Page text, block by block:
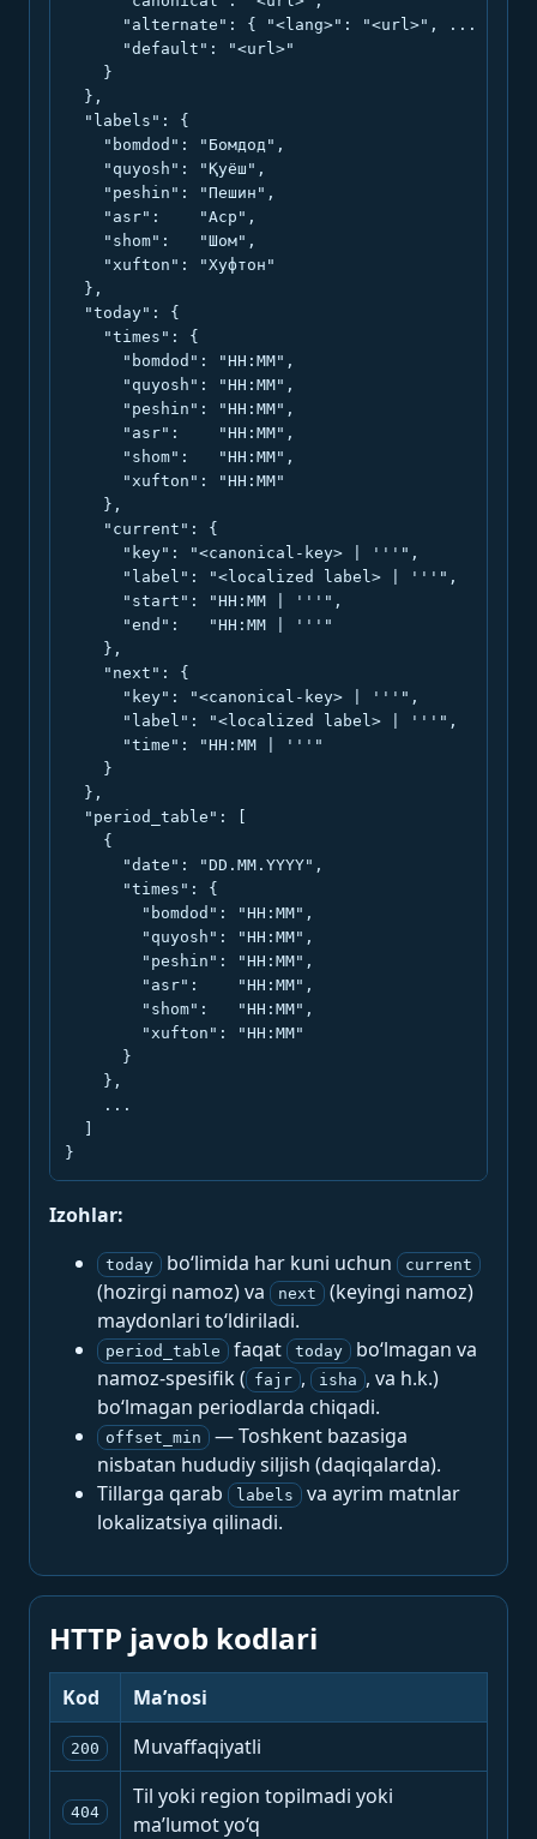
      "alternate": { "<lang>": "<url>", ... },
      "default": "<url>"
    }
  },
  "labels": {
    "bomdod": "Бомдод",
    "quyosh": "Қуёш",
    "peshin": "Пешин",
    "asr":    "Аср",
    "shom":   "Шом",
    "xufton": "Хуфтон"
  },
  "today": {
    "times": {
      "bomdod": "HH:MM",
      "quyosh": "HH:MM",
      "peshin": "HH:MM",
      "asr":    "HH:MM",
      "shom":   "HH:MM",
      "xufton": "HH:MM"
    },
    "current": {
      "key": "<canonical-key> | '''",
      "label": "<localized label> | '''",
      "start": "HH:MM | '''",
      "end":   "HH:MM | '''"
    },
    "next": {
      "key": "<canonical-key> | '''",
      "label": "<localized label> | '''",
      "time": "HH:MM | '''"
    }
  },
  "period_table": [
    {
      "date": "DD.MM.YYYY",
      "times": {
        "bomdod": "HH:MM",
        "quyosh": "HH:MM",
        "peshin": "HH:MM",
        "asr":    "HH:MM",
        "shom":   "HH:MM",
        "xufton": "HH:MM"
      }
    },
    ...
}
Izohlar:
today bo‘limida har kuni uchun current
(hozirgi namoz) va next
(keyingi namoz)
maydonlari to‘ldiriladi.
period_table faqat today
bo‘lmagan va
namoz-spesifik ( fajr , isha , va h.k.)
bo‘lmagan periodlarda chiqadi.
offset_min
— Toshkent bazasiga
nisbatan hududiy siljish (daqiqalarda).
Tillarga qarab
labels
va ayrim matnlar
lokalizatsiya qilinadi.
HTTP javob kodlari
Kod Ma’nosi
200 Muvaffaqiyatli
404
Til yoki region topilmadi yoki
ma’lumot yo‘q